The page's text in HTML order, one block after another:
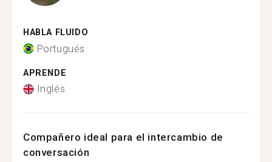
HABLA FLUIDO
Portugués
APRENDE
Inglés
Compañero ideal para el intercambio de
conversación